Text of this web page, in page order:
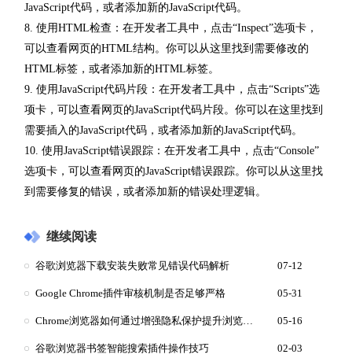
JavaScript代码，或者添加新的JavaScript代码。
8. 使用HTML检查：在开发者工具中，点击“Inspect”选项卡，
可以查看网页的HTML结构。你可以从这里找到需要修改的
HTML标签，或者添加新的HTML标签。
9. 使用JavaScript代码片段：在开发者工具中，点击“Scripts”选
项卡，可以查看网页的JavaScript代码片段。你可以在这里找到
需要插入的JavaScript代码，或者添加新的JavaScript代码。
10. 使用JavaScript错误跟踪：在开发者工具中，点击“Console”
选项卡，可以查看网页的JavaScript错误跟踪。你可以从这里找
到需要修复的错误，或者添加新的错误处理逻辑。
继续阅读
谷歌浏览器下载安装失败常见错误代码解析 07-12
Google Chrome插件审核机制是否足够严格 05-31
Chrome浏览器如何通过增强隐私保护提升浏览器安全 05-16
谷歌浏览器书签智能搜索插件操作技巧 02-03